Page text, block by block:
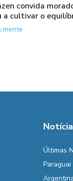
convida
a cultivar o
mente
Últimas
Paraguai